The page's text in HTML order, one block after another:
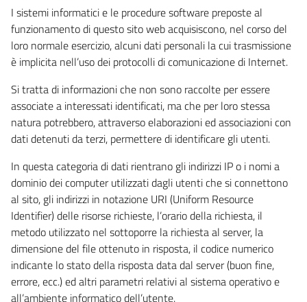
I sistemi informatici e le procedure software preposte al
funzionamento di questo sito web acquisiscono, nel corso del
loro normale esercizio, alcuni dati personali la cui trasmissione
è implicita nell’uso dei protocolli di comunicazione di Internet.
Si tratta di informazioni che non sono raccolte per essere
associate a interessati identificati, ma che per loro stessa
natura potrebbero, attraverso elaborazioni ed associazioni con
dati detenuti da terzi, permettere di identificare gli utenti.
In questa categoria di dati rientrano gli indirizzi IP o i nomi a
dominio dei computer utilizzati dagli utenti che si connettono
al sito, gli indirizzi in notazione URI (Uniform Resource
Identifier) delle risorse richieste, l’orario della richiesta, il
metodo utilizzato nel sottoporre la richiesta al server, la
dimensione del file ottenuto in risposta, il codice numerico
indicante lo stato della risposta data dal server (buon fine,
errore, ecc.) ed altri parametri relativi al sistema operativo e
all’ambiente informatico dell’utente.